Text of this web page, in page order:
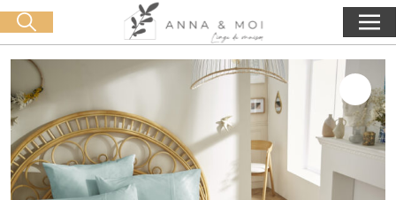
Kostenlose Lieferung ab 60€ Einkauf 0,00€
Suche starten